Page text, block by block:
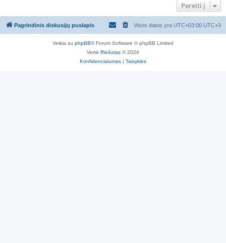
Pereiti į
Pagrindinis diskusijų puslapis Visos datos yra UTC+03:00 UTC+3
Veikia su phpBB® Forum Software © phpBB Limited
Vertė Riešutas © 2024
Konfidencialumas | Taisyklės